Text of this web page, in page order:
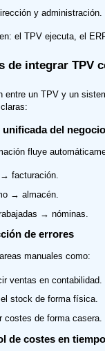
y administración.
el TPV ejecuta, el
de integrar TPV
entre un TPV y un
unificada del negocio
fluye
facturación.
→ almacén.
→ nóminas.
de errores
manuales como:
ventas en contabilidad.
stock de forma física.
costes de forma casera.
de costes en